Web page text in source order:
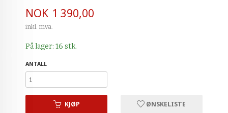
Pris
NOK 1 390,00
inkl. mva.
På lager: 16 stk.
ANTALL
KJØP ØNSKELISTE